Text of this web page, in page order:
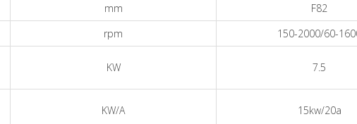
mm
F82
rpm
150-2000/60-
KW 7.5
KW/A 15kw/20a